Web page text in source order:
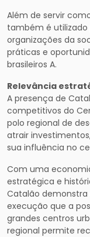
Além de servir
também é utilizado
organizações da
práticas e
brasileiros A.
Relevância
A presença de
competitivos do
polo regional de
atrair
sua influência no
Com uma
estratégica e
Catalão
execução que a
grandes centros
regional permite